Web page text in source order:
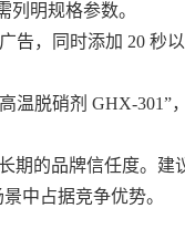
明规格参数。
告，同时添加 20 秒
温脱硝剂 GHX-301”
期的品牌信任度。建
中占据竞争优势。